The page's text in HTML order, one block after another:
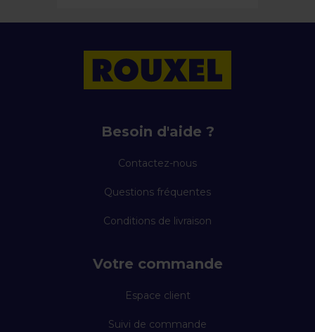
Besoin d'aide ?
Contactez-nous
Questions fréquentes
Conditions de livraison
Votre commande
Espace client
Suivi de commande